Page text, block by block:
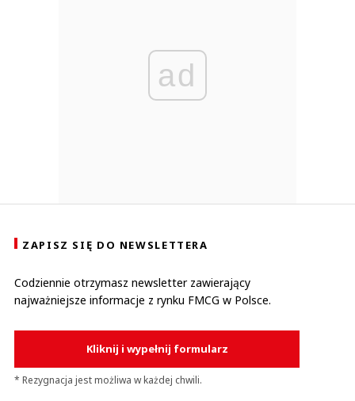
ad
ZAPISZ SIĘ DO NEWSLETTERA
Codziennie otrzymasz newsletter zawierający
najważniejsze informacje z rynku FMCG w Polsce.
Kliknij i wypełnij formularz
* Rezygnacja jest możliwa w każdej chwili.